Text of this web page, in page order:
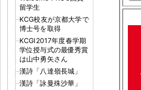
留学生
KCG校友が京都大学で
博士号を取得
KCGI2017年度春学期
学位授与式の最優秀賞
は山中勇矢さん
漢詩「八達嶺長城」
漢詩「詠曼殊沙華」